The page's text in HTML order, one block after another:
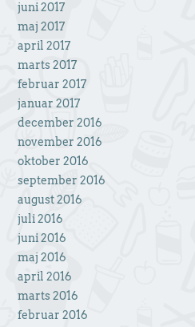
juni 2017
maj 2017
april 2017
marts 2017
februar 2017
januar 2017
december 2016
november 2016
oktober 2016
september 2016
august 2016
juli 2016
juni 2016
maj 2016
april 2016
marts 2016
februar 2016